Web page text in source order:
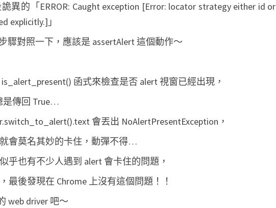
異的「ERROR: Caught exception [Error: locator strategy either id or
explicitly.]」
驟對照一下，應該是 assertAlert 這個動作～
函式來檢查是否 alert 視窗已經出現，
是傳回 True…
會丟出 NoAlertPresentException，
會莫名其妙的卡住，動彈不得…
乎也有不少人遇到 alert 會卡住的問題，
最後發現在 Chrome 上沒有這個問題！！
web driver 吧～